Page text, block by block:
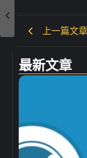
上一篇文章
最新文章